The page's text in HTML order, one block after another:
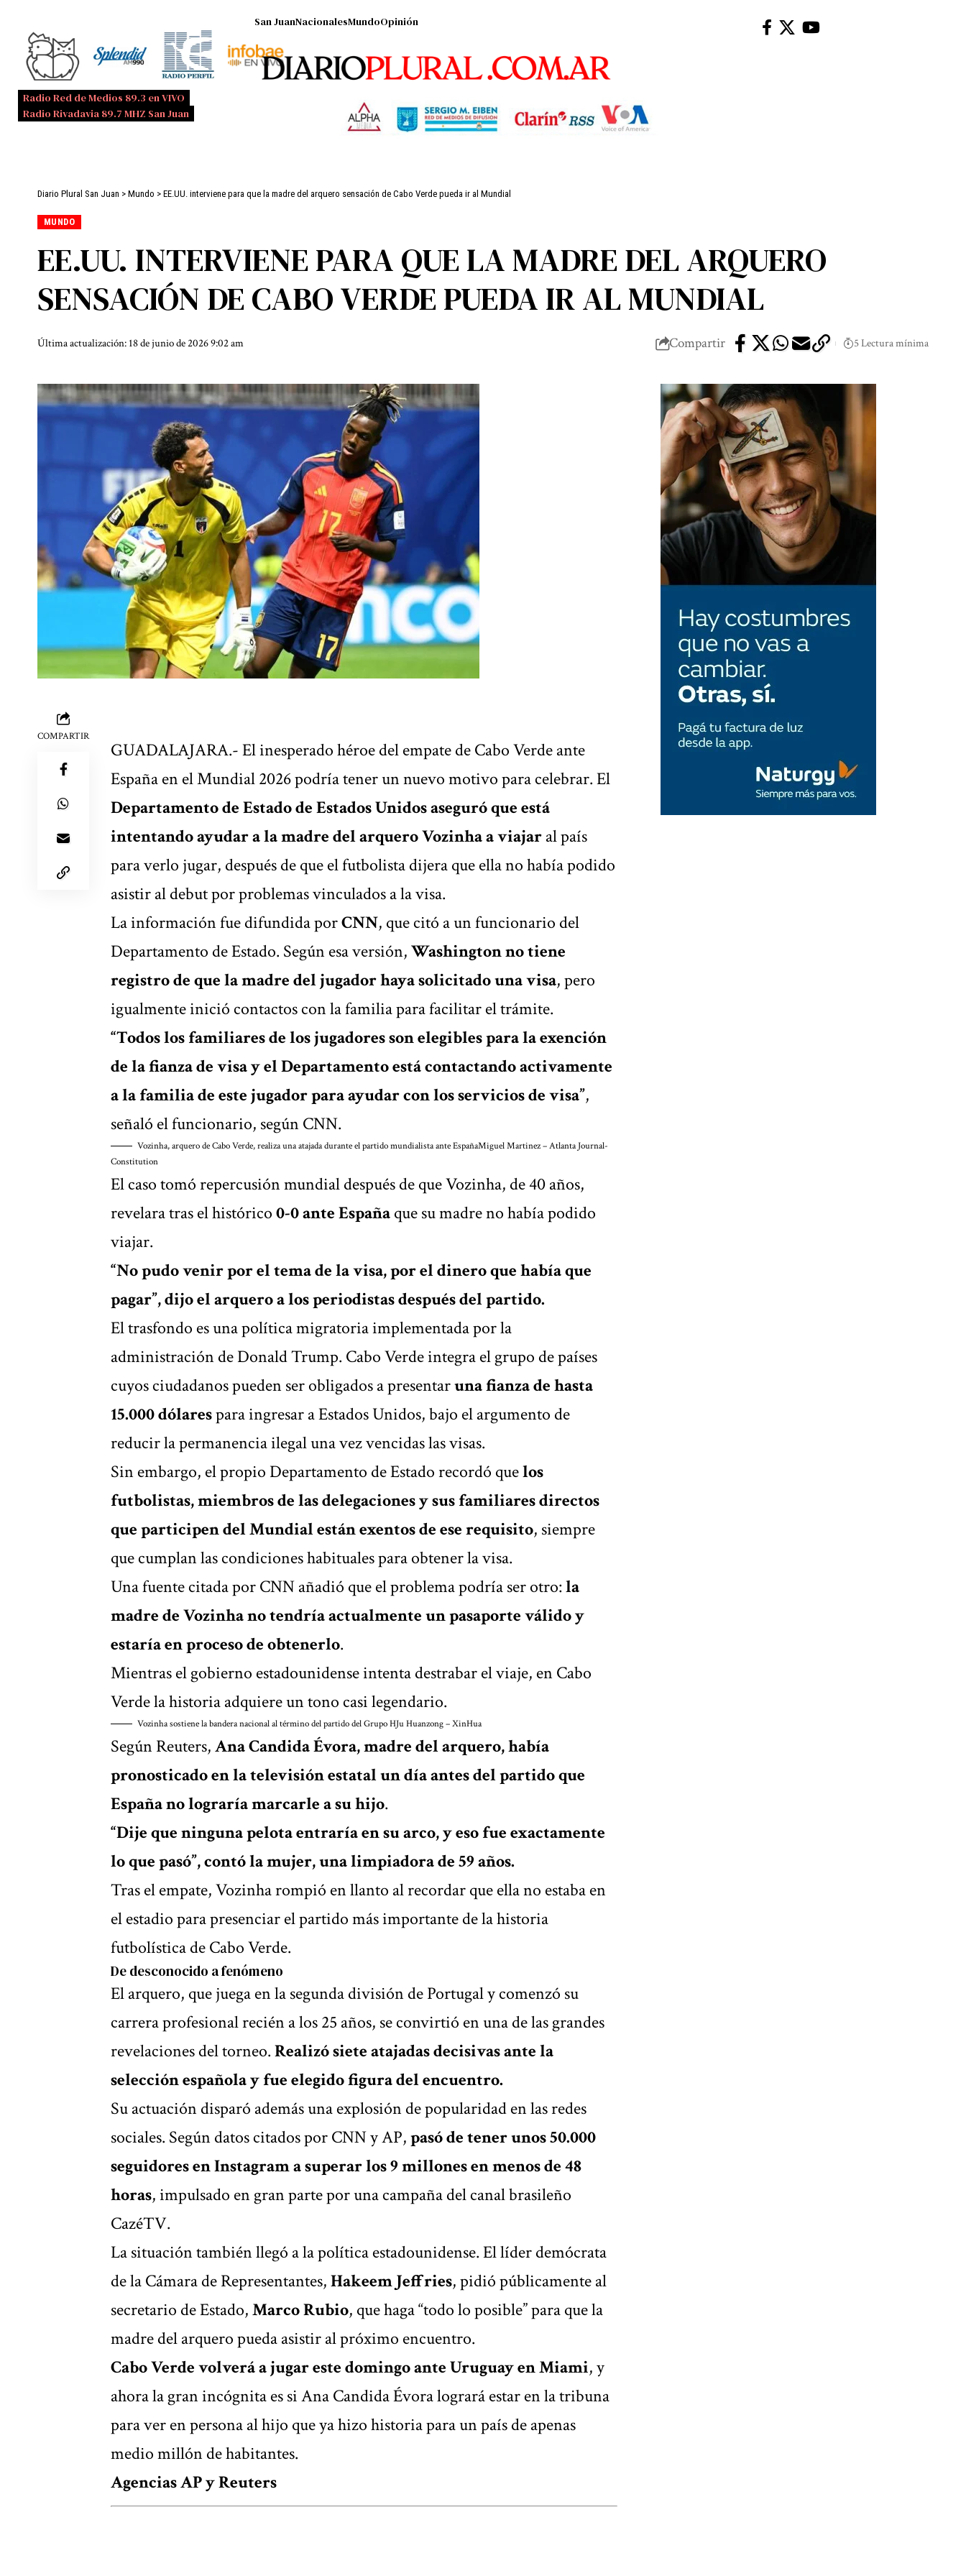
Radio Red de Medios 89.3 en VIVO
Radio Rivadavia 89.7 MHZ San Juan
San JuanNacionalesMundoOpinión
Diario Plural San Juan > Mundo > EE.UU. interviene para que la madre del arquero sensación de Cabo Verde pueda ir al Mundial
MUNDO
EE.UU. INTERVIENE PARA QUE LA MADRE DEL ARQUERO
SENSACIÓN DE CABO VERDE PUEDA IR AL MUNDIAL
Última actualización: 18 de junio de 2026 9:02 am Compartir 5 Lectura mínima
COMPARTIR
GUADALAJARA.- Elinesperado héroe del empate de Cabo Verde ante
España en el Mundial 2026podría tener un nuevo motivo para celebrar. El
Departamento de Estado de Estados Unidos aseguró que está
intentando ayudar a la madre del arquero Vozinha a viajaral país
para verlo jugar, después de que el futbolista dijera que ella no había podido
asistir al debut por problemas vinculados a la visa.
La información fue difundida porCNN, que citó a un funcionario del
Departamento de Estado. Según esa versión,Washington no tiene
registro de que la madre del jugador haya solicitado una visa, pero
igualmente inició contactos con la familia para facilitar el trámite.
“Todos los familiares de los jugadores son elegibles para la exención
de la fianza de visa y el Departamento está contactando activamente
a la familia de este jugador para ayudar con los servicios de visa”,
señaló el funcionario, según CNN.
Vozinha, arquero de Cabo Verde, realiza una atajada durante el partido mundialista ante EspañaMiguel Martinez – Atlanta Journal-
Constitution
El caso tomó repercusión mundial después de que Vozinha, de 40 años,
revelara tras el histórico0-0 ante Españaque su madre no había podido
viajar.
“No pudo venir por el tema de la visa, por el dinero que había que
pagar”, dijo el arquero a los periodistas después del partido.
El trasfondo es una política migratoria implementada por la
administración de Donald Trump. Cabo Verde integra el grupo de países
cuyos ciudadanos pueden ser obligados a presentaruna fianza de hasta
15.000 dólarespara ingresar a Estados Unidos, bajo el argumento de
reducir la permanencia ilegal una vez vencidas las visas.
Sin embargo, el propio Departamento de Estado recordó quelos
futbolistas, miembros de las delegaciones y sus familiares directos
que participen del Mundial están exentos de ese requisito, siempre
que cumplan las condiciones habituales para obtener la visa.
Una fuente citada por CNN añadió que el problema podría ser otro:la
madre de Vozinha no tendría actualmente un pasaporte válido y
estaría en proceso de obtenerlo.
Mientras el gobierno estadounidense intenta destrabar el viaje, en Cabo
Verde la historia adquiere un tono casi legendario.
Vozinha sostiene la bandera nacional al término del partido del Grupo HJu Huanzong – XinHua
Según Reuters,Ana Candida Évora, madre del arquero, había
pronosticado en la televisión estatal un día antes del partido que
España no lograría marcarle a su hijo.
“Dije que ninguna pelota entraría en su arco, y eso fue exactamente
lo que pasó”, contó la mujer, una limpiadora de 59 años.
Tras el empate, Vozinha rompió en llanto al recordar que ella no estaba en
el estadio para presenciar el partido más importante de la historia
futbolística de Cabo Verde.
De desconocido a fenómeno
El arquero, que juega en la segunda división de Portugal y comenzó su
carrera profesional recién a los 25 años, se convirtió en una de las grandes
revelaciones del torneo.Realizó siete atajadas decisivas ante la
selección española y fue elegido figura del encuentro.
Su actuación disparó además una explosión de popularidad en las redes
sociales. Según datos citados por CNN y AP,pasó de tener unos 50.000
seguidores en Instagram a superar los 9 millones en menos de 48
horas, impulsado en gran parte por una campaña del canal brasileño
CazéTV.
La situación también llegó a la política estadounidense. El líder demócrata
de la Cámara de Representantes,Hakeem Jeffries, pidió públicamente al
secretario de Estado,Marco Rubio, que haga “todo lo posible” para que la
madre del arquero pueda asistir al próximo encuentro.
Cabo Verde volverá a jugar este domingo ante Uruguay en Miami, y
ahora la gran incógnita es si Ana Candida Évora logrará estar en la tribuna
para ver en persona al hijo que ya hizo historia para un país de apenas
medio millón de habitantes.
Agencias AP y Reuters